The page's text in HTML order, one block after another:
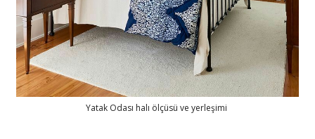
Yatak Odası halı ölçüsü ve yerleşimi